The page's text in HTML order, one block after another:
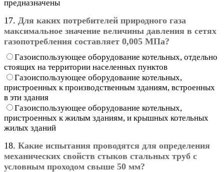
предназначены
17. Для каких потребителей природного газа
максимальное значение величины давления в сетях
газопотребления составляет 0,005 МПа?
Газоиспользующее оборудование котельных, отдельно
стоящих на территории населенных пунктов
Газоиспользующее оборудование котельных,
пристроенных к производственным зданиям, встроенных
в эти здания
Газоиспользующее оборудование котельных,
пристроенных к жилым зданиям, и крышных котельных
жилых зданий
18. Какие испытания проводятся для определения
механических свойств стыков стальных труб с
условным проходом свыше 50 мм?